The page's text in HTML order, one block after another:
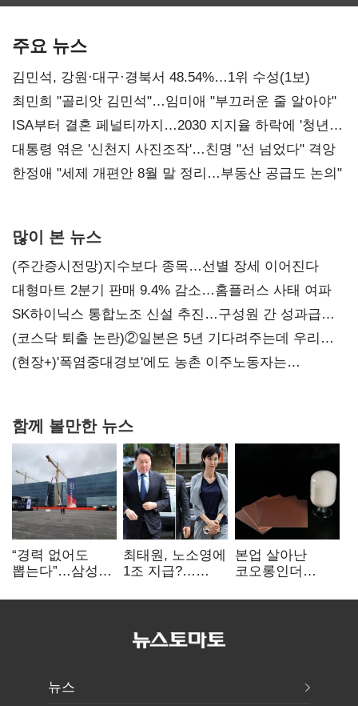
주요 뉴스
김민석, 강원·대구·경북서 48.54%…1위 수성(1보)
최민희 "골리앗 김민석"…임미애 "부끄러운 줄 알아야"
ISA부터 결혼 페널티까지…2030 지지율 하락에 '청년
챙기기'
대통령 엮은 '신천지 사진조작'…친명 "선 넘었다" 격앙
한정애 "세제 개편안 8월 말 정리…부동산 공급도 논의"
많이 본 뉴스
(주간증시전망)지수보다 종목…선별 장세 이어진다
대형마트 2분기 판매 9.4% 감소…홈플러스 사태 여파
SK하이닉스 통합노조 신설 추진…구성원 간 성과급
불만 확산
(코스닥 퇴출 논란)②일본은 5년 기다려주는데 우리는
당장 퇴출?…시간만으론 부족한 코스닥 구하기
(현장+)'폭염중대경보'에도 농촌 이주노동자는
함께 볼만한 뉴스
“경력 없어도
뽑는다”…삼성
반도체 인재
최태원, 노소영에
1조 지급?…
본업 살아난
코오롱인더
배터리 소재로
뉴스